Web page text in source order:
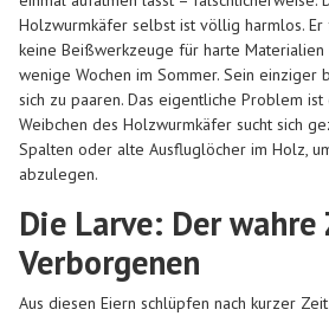
Holzwurmkäfer selbst ist völlig harmlos.
keine Beißwerkzeuge für harte Materialien
wenige Wochen im Sommer. Sein einziger
sich zu paaren. Das eigentliche Problem ist
Weibchen des Holzwurmkäfer sucht sich
Spalten oder alte Ausfluglöcher im Holz,
abzulegen.
Die Larve: Der
Verborgenen
Aus diesen Eiern schlüpfen nach kurzer